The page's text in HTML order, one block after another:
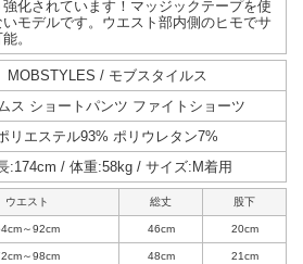
化されています！マッジックテープを使
モデルです。ウエスト部内側のヒモでサ
。
MOBSTYLES / モブスタイルス
ス ショートパンツ ファイトショーツ
リエステル93% ポリウレタン7%
:174cm / 体重:58kg / サイズ:M着用
ウエスト 総丈 股下
～92cm 46cm 20cm
～98cm 48cm 21cm